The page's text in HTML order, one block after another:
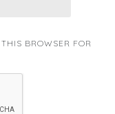
BROWSER FOR